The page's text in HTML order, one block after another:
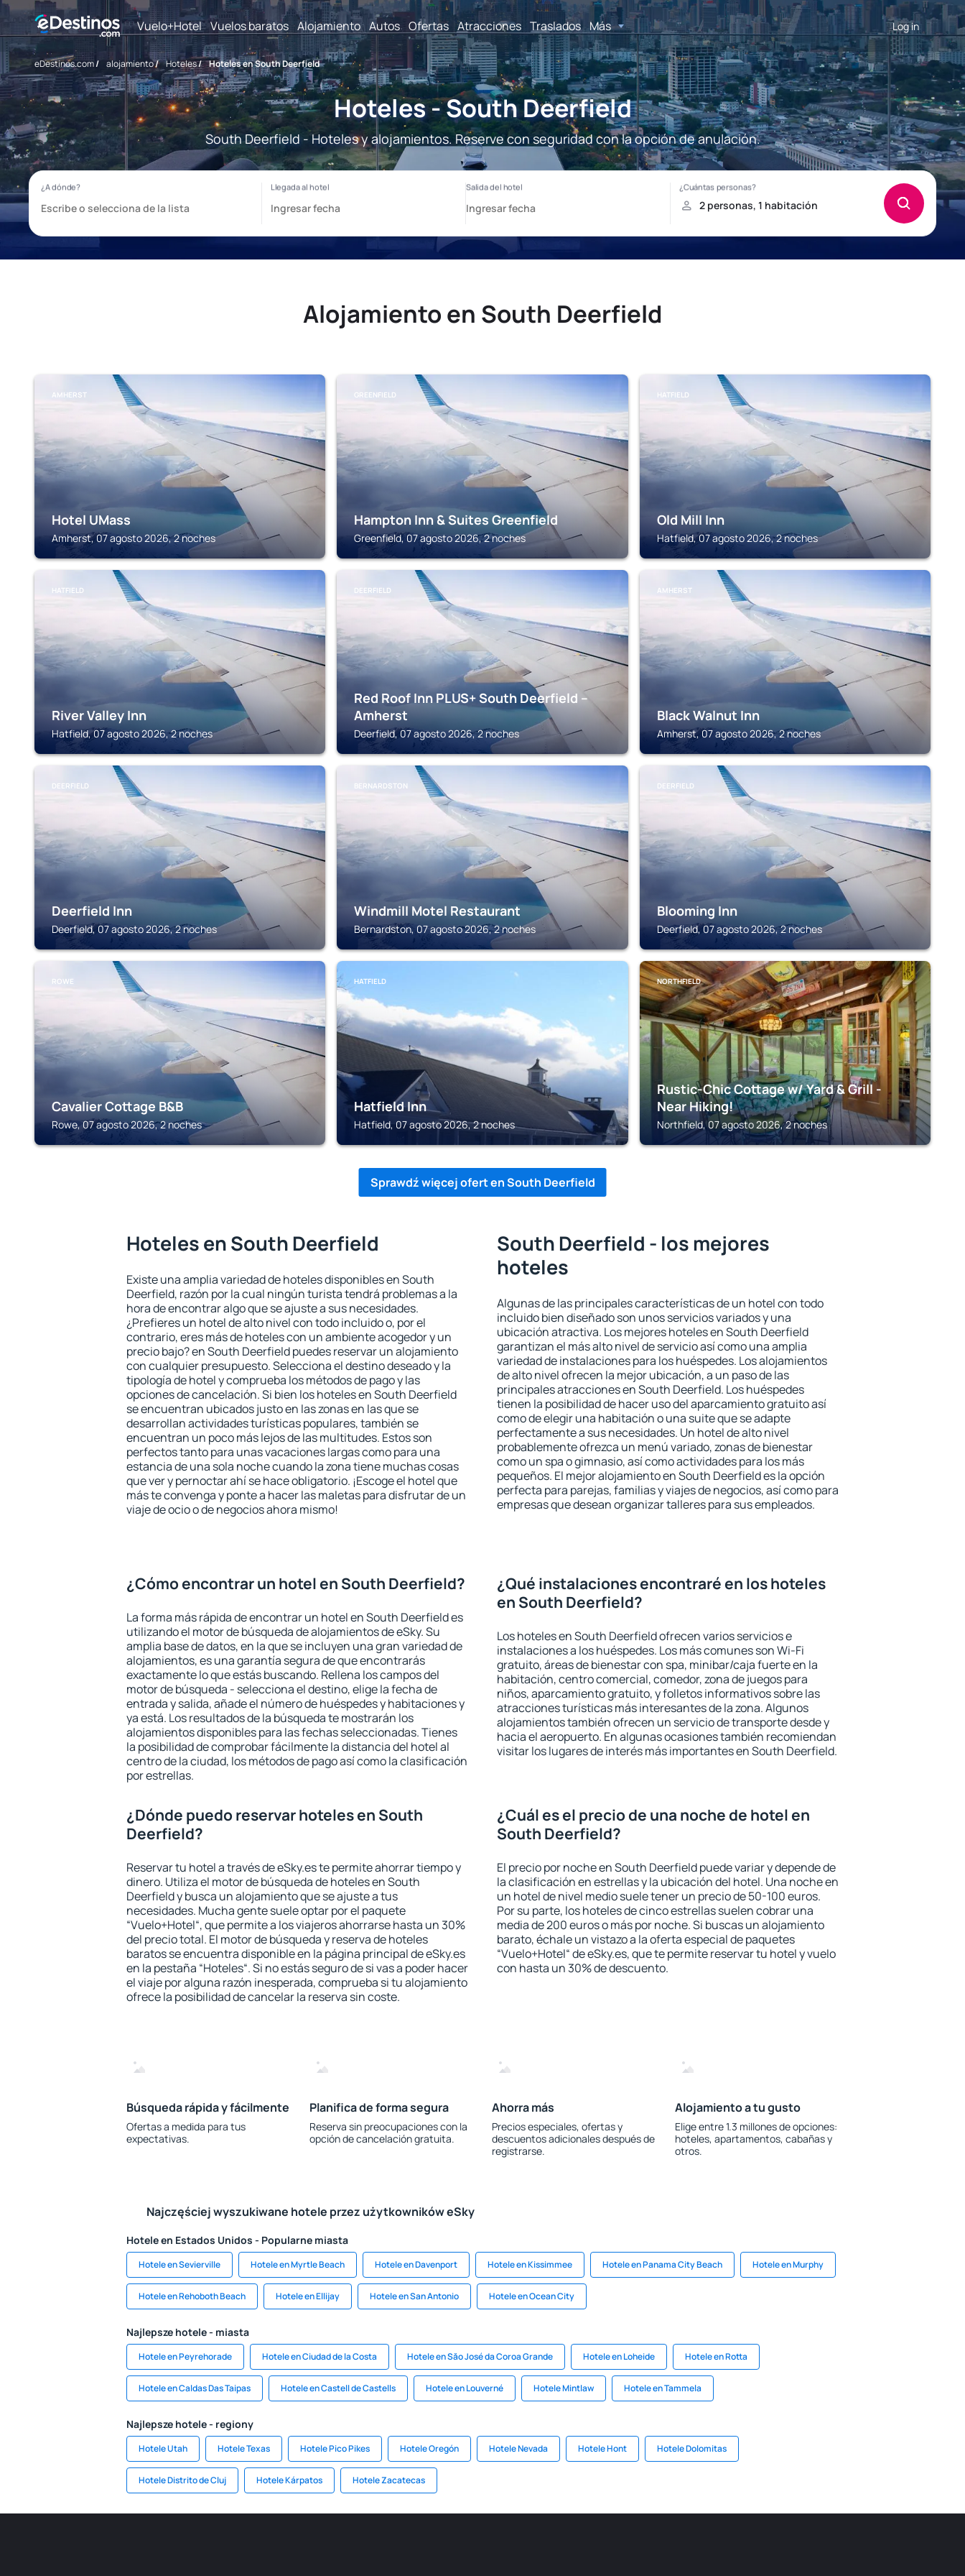
Vuelo+Hotel Vuelos baratos Alojamiento Autos Ofertas Atracciones Traslados Más Log in
eDestinos.com/ alojamiento/ Hoteles/ Hoteles en South Deerfield
Hoteles - South Deerfield
South Deerfield - Hoteles y alojamientos. Reserve con seguridad con la opción de anulación.
Alojamiento en South Deerfield
AMHERST
Hotel UMass
Amherst, 07 agosto 2026, 2 noches
GREENFIELD
Hampton Inn & Suites Greenfield
Greenfield, 07 agosto 2026, 2 noches
HATFIELD
Old Mill Inn
Hatfield, 07 agosto 2026, 2 noches
HATFIELD
River Valley Inn
Hatfield, 07 agosto 2026, 2 noches
DEERFIELD
Red Roof Inn PLUS+ South Deerfield –
Amherst
Deerfield, 07 agosto 2026, 2 noches
AMHERST
Black Walnut Inn
Amherst, 07 agosto 2026, 2 noches
DEERFIELD
Deerfield Inn
Deerfield, 07 agosto 2026, 2 noches
BERNARDSTON
Windmill Motel Restaurant
Bernardston, 07 agosto 2026, 2 noches
DEERFIELD
Blooming Inn
Deerfield, 07 agosto 2026, 2 noches
ROWE
Cavalier Cottage B&B
Rowe, 07 agosto 2026, 2 noches
HATFIELD
Hatfield Inn
Hatfield, 07 agosto 2026, 2 noches
NORTHFIELD
Rustic-Chic Cottage w/ Yard & Grill -
Near Hiking!
Northfield, 07 agosto 2026, 2 noches
Sprawdź więcej ofert en South Deerfield
Hoteles en South Deerfield
Existe una amplia variedad de hoteles disponibles en South
Deerfield, razón por la cual ningún turista tendrá problemas a la
hora de encontrar algo que se ajuste a sus necesidades.
¿Prefieres un hotel de alto nivel con todo incluido o, por el
contrario, eres más de hoteles con un ambiente acogedor y un
precio bajo? en South Deerfield puedes reservar un alojamiento
con cualquier presupuesto. Selecciona el destino deseado y la
tipología de hotel y comprueba los métodos de pago y las
opciones de cancelación. Si bien los hoteles en South Deerfield
se encuentran ubicados justo en las zonas en las que se
desarrollan actividades turísticas populares, también se
encuentran un poco más lejos de las multitudes. Estos son
perfectos tanto para unas vacaciones largas como para una
estancia de una sola noche cuando la zona tiene muchas cosas
que ver y pernoctar ahí se hace obligatorio. ¡Escoge el hotel que
más te convenga y ponte a hacer las maletas para disfrutar de un
viaje de ocio o de negocios ahora mismo!
South Deerfield - los mejores
hoteles
Algunas de las principales características de un hotel con todo
incluido bien diseñado son unos servicios variados y una
ubicación atractiva. Los mejores hoteles en South Deerfield
garantizan el más alto nivel de servicio así como una amplia
variedad de instalaciones para los huéspedes. Los alojamientos
de alto nivel ofrecen la mejor ubicación, a un paso de las
principales atracciones en South Deerfield. Los huéspedes
tienen la posibilidad de hacer uso del aparcamiento gratuito así
como de elegir una habitación o una suite que se adapte
perfectamente a sus necesidades. Un hotel de alto nivel
probablemente ofrezca un menú variado, zonas de bienestar
como un spa o gimnasio, así como actividades para los más
pequeños. El mejor alojamiento en South Deerfield es la opción
perfecta para parejas, familias y viajes de negocios, así como para
empresas que desean organizar talleres para sus empleados.
¿Cómo encontrar un hotel en South Deerfield?
La forma más rápida de encontrar un hotel en South Deerfield es
utilizando el motor de búsqueda de alojamientos de eSky. Su
amplia base de datos, en la que se incluyen una gran variedad de
alojamientos, es una garantía segura de que encontrarás
exactamente lo que estás buscando. Rellena los campos del
motor de búsqueda - selecciona el destino, elige la fecha de
entrada y salida, añade el número de huéspedes y habitaciones y
ya está. Los resultados de la búsqueda te mostrarán los
alojamientos disponibles para las fechas seleccionadas. Tienes
la posibilidad de comprobar fácilmente la distancia del hotel al
centro de la ciudad, los métodos de pago así como la clasificación
por estrellas.
¿Qué instalaciones encontraré en los hoteles
en South Deerfield?
Los hoteles en South Deerfield ofrecen varios servicios e
instalaciones a los huéspedes. Los más comunes son Wi-Fi
gratuito, áreas de bienestar con spa, minibar/caja fuerte en la
habitación, centro comercial, comedor, zona de juegos para
niños, aparcamiento gratuito, y folletos informativos sobre las
atracciones turísticas más interesantes de la zona. Algunos
alojamientos también ofrecen un servicio de transporte desde y
hacia el aeropuerto. En algunas ocasiones también recomiendan
visitar los lugares de interés más importantes en South Deerfield.
¿Dónde puedo reservar hoteles en South
Deerfield?
Reservar tu hotel a través de eSky.es te permite ahorrar tiempo y
dinero. Utiliza el motor de búsqueda de hoteles en South
Deerfield y busca un alojamiento que se ajuste a tus
necesidades. Mucha gente suele optar por el paquete
“Vuelo+Hotel“, que permite a los viajeros ahorrarse hasta un 30%
del precio total. El motor de búsqueda y reserva de hoteles
baratos se encuentra disponible en la página principal de eSky.es
en la pestaña “Hoteles“. Si no estás seguro de si vas a poder hacer
el viaje por alguna razón inesperada, comprueba si tu alojamiento
ofrece la posibilidad de cancelar la reserva sin coste.
¿Cuál es el precio de una noche de hotel en
South Deerfield?
El precio por noche en South Deerfield puede variar y depende de
la clasificación en estrellas y la ubicación del hotel. Una noche en
un hotel de nivel medio suele tener un precio de 50-100 euros.
Por su parte, los hoteles de cinco estrellas suelen cobrar una
media de 200 euros o más por noche. Si buscas un alojamiento
barato, échale un vistazo a la oferta especial de paquetes
“Vuelo+Hotel“ de eSky.es, que te permite reservar tu hotel y vuelo
con hasta un 30% de descuento.
Búsqueda rápida y fácilmente
Ofertas a medida para tus
expectativas.
Planifica de forma segura
Reserva sin preocupaciones con la
opción de cancelación gratuita.
Ahorra más
Precios especiales, ofertas y
descuentos adicionales después de
registrarse.
Alojamiento a tu gusto
Elige entre 1.3 millones de opciones:
hoteles, apartamentos, cabañas y
otros.
Najczęściej wyszukiwane hotele przez użytkowników eSky
Hotele en Estados Unidos - Popularne miasta
Hotele en Sevierville Hotele en Myrtle Beach Hotele en Davenport Hotele en Kissimmee Hotele en Panama City Beach Hotele en Murphy
Hotele en Rehoboth Beach Hotele en Ellijay Hotele en San Antonio Hotele en Ocean City
Najlepsze hotele - miasta
Hotele en Peyrehorade Hotele en Ciudad de la Costa Hotele en Săo José da Coroa Grande Hotele en Loheide Hotele en Rotta
Hotele en Caldas Das Taipas Hotele en Castell de Castells Hotele en Louverné Hotele Mintlaw Hotele en Tammela
Najlepsze hotele - regiony
Hotele Utah Hotele Texas Hotele Pico Pikes Hotele Oregón Hotele Nevada Hotele Hont Hotele Dolomitas
Hotele Distrito de Cluj Hotele Kárpatos Hotele Zacatecas